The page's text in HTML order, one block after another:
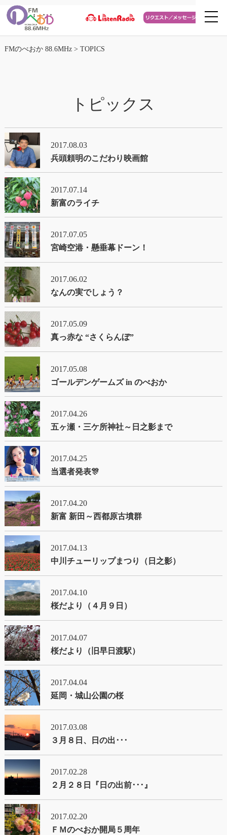
FMのべおか 88.6MHz> TOPICS
トピックス
2017.08.03
兵頭頼明のこだわり映画館
2017.07.14
新富のライチ
2017.07.05
宮崎空港・懸垂幕ドーン！
2017.06.02
なんの実でしょう？
2017.05.09
真っ赤な “さくらんぼ”
2017.05.08
ゴールデンゲームズ in のべおか
2017.04.26
五ヶ瀬・三ケ所神社～日之影まで
2017.04.25
当選者発表🎊
2017.04.20
新富 新田～西都原古墳群
2017.04.13
中川チューリップまつり（日之影）
2017.04.10
桜だより（４月９日）
2017.04.07
桜だより（旧早日渡駅）
2017.04.04
延岡・城山公園の桜
2017.03.08
３月８日、日の出･･･
2017.02.28
２月２８日『日の出前･･･』
2017.02.20
ＦＭのべおか開局５周年